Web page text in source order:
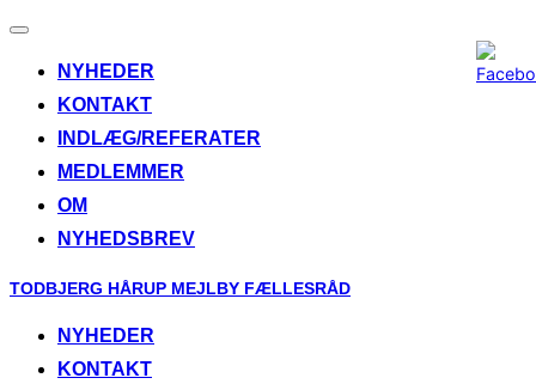
Toggle
NYHEDER
KONTAKT
INDLÆG/REFERATER
MEDLEMMER
OM
NYHEDSBREV
Skip
content
TODBJERG HÅRUP MEJLBY FÆLLESRÅD
NYHEDER
KONTAKT